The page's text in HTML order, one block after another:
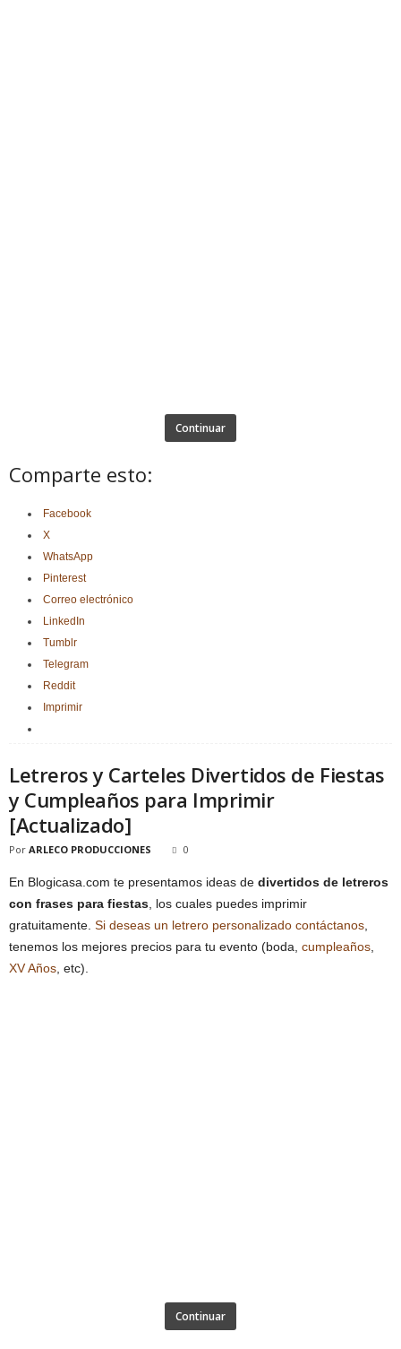
Continuar
Comparte esto:
Facebook
X
WhatsApp
Pinterest
Correo electrónico
LinkedIn
Tumblr
Telegram
Reddit
Imprimir
Letreros y Carteles Divertidos de Fiestas
y Cumpleaños para Imprimir
[Actualizado]
Por ARLECO PRODUCCIONES 0
En Blogicasa.com te presentamos ideas de divertidos de letreros
con frases para fiestas , los cuales puedes imprimir
gratuitamente. Si deseas un letrero personalizado contáctanos
tenemos los mejores precios para tu evento (boda, cumpleaños
XV Años , etc).
Continuar